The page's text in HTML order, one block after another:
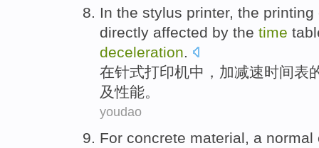
In the stylus printer, the printing
directly affected by the time
deceleration
在针式打印机中， 加减速时间表
及性能。
youdao
For concrete material, a normal